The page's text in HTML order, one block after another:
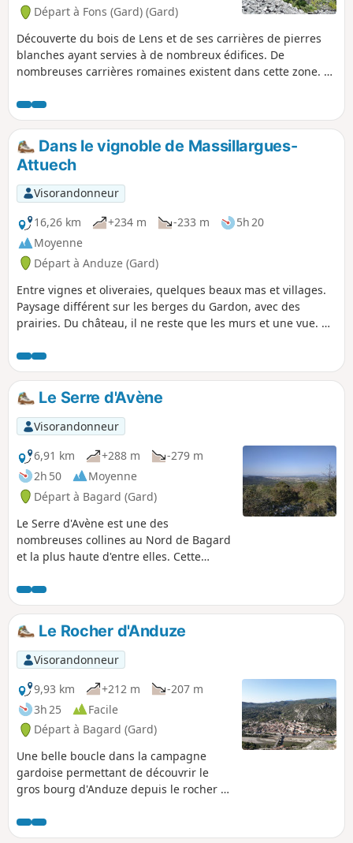
Départ à Fons (Gard) (Gard)
Découverte du bois de Lens et de ses carrières de pierres
blanches ayant servies à de nombreux édifices. De
nombreuses carrières romaines existent dans cette zone. La
estimée des tailleurs de pierre et des sculpteurs.
Dans le vignoble de Massillargues-
Attuech
Visorandonneur
16,26 km
+234 m -233 m
5h 20
Moyenne
Départ à Anduze (Gard)
Entre vignes et oliveraies, quelques beaux mas et villages.
Paysage différent sur les berges du Gardon, avec des
prairies. Du château, il ne reste que les murs et une vue. Un
Le Serre d'Avène
Visorandonneur
6,91 km
+288 m
-279 m
2h 50
Moyenne
Départ à Bagard (Gard)
Le Serre d'Avène est une des
nombreuses collines au Nord de Bagard
et la plus haute d'entre elles. Cette
par des pistes et sentiers en garrigue.
Au sommet, vous découvrirez une belle
vue sur les Cévennes et l'agglomération
alésienne.
Le Rocher d'Anduze
Visorandonneur
9,93 km
+212 m
-207 m
3h 25
Facile
Départ à Bagard (Gard)
Une belle boucle dans la campagne
gardoise permettant de découvrir le
gros bourg d'Anduze depuis le rocher le